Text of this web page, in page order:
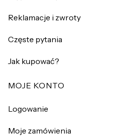
Reklamacje i zwroty
Częste pytania
Jak kupować?
MOJE KONTO
Logowanie
Moje zamówienia